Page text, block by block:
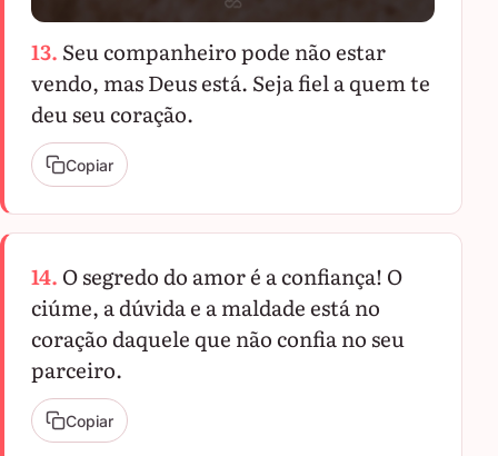
13. Seu companheiro pode não estar
vendo, mas Deus está. Seja fiel a quem te
deu seu coração.
Copiar
14. O segredo do amor é a confiança! O
ciúme, a dúvida e a maldade está no
coração daquele que não confia no seu
parceiro.
Copiar